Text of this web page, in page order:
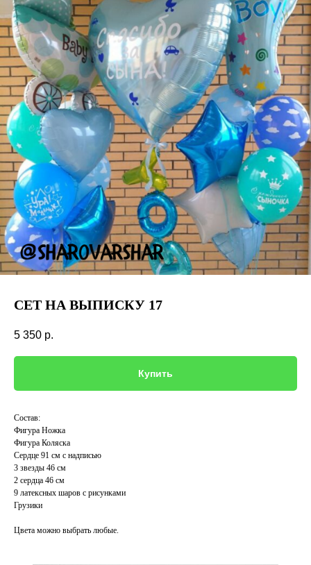
СЕТ НА ВЫПИСКУ 17
5 350 р.
Купить
Состав:
Фигура Ножка
Фигура Коляска
Сердце 91 см с надписью
3 звезды 46 см
2 сердца 46 см
9 латексных шаров с рисунками
Грузики
Цвета можно выбрать любые.